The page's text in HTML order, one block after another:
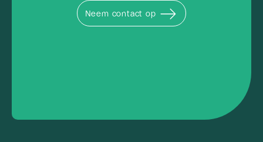
Neem contact op